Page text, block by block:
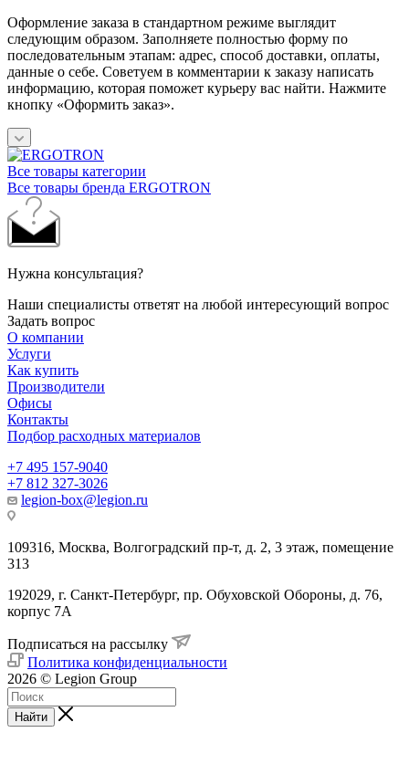
Оформление заказа в стандартном режиме выглядит
следующим образом. Заполняете полностью форму по
последовательным этапам: адрес, способ доставки, оплаты,
данные о себе. Советуем в комментарии к заказу написать
информацию, которая поможет курьеру вас найти. Нажмите
кнопку «Оформить заказ».
Все товары категории
Все товары бренда ERGOTRON
Нужна консультация?
Наши специалисты ответят на любой интересующий вопрос
Задать вопрос
О компании
Услуги
Как купить
Производители
Офисы
Контакты
Подбор расходных материалов
+7 495 157-9040
+7 812 327-3026
legion-box@legion.ru
109316, Москва, Волгоградский пр-т, д. 2, 3 этаж, помещение
313
192029, г. Санкт-Петербург, пр. Обуховской Обороны, д. 76,
корпус 7А
Подписаться на рассылку
Политика конфиденциальности
2026 © Legion Group
Найти